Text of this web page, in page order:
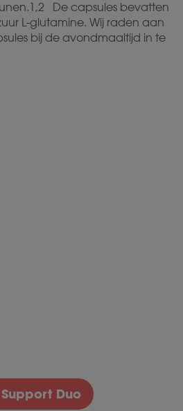
De capsules bevatten
L-glutamine. Wij raden aan
bij de avondmaaltijd in te
Duo